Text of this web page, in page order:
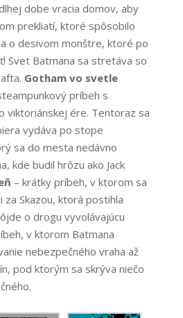
dobe vracia domov, aby
prekliatí, ktoré spôsobilo
o desivom monštre, ktoré po
Svet Batmana sa stretáva so
Gotham vo svetle
príbeh s
viktoriánskej ére. Tentoraz sa
vydáva po stope
sa do mesta nedávno
kde budil hrôzu ako Jack
– krátky príbeh, v ktorom sa
Skazou, ktorá postihla
o drogu vyvolávajúcu
v ktorom Batmana
nebezpečného vraha až
pod ktorým sa skrýva niečo